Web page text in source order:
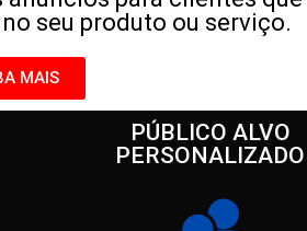
seu produto ou serviço.
MAIS
PÚBLICO ALVO
PERSONALIZADO